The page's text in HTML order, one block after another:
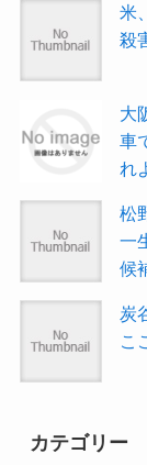
米
殺
大
車
れ
松
一
候
炭
こ
カテゴリー